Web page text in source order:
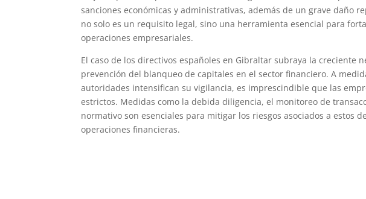
sanciones económicas y administrativas, además de un grave daño
no solo es un requisito legal, sino una herramienta esencial para
operaciones empresariales.
El caso de los directivos españoles en Gibraltar subraya la creciente
prevención del blanqueo de capitales en el sector financiero. A
autoridades intensifican su vigilancia, es imprescindible que las
estrictos. Medidas como la debida diligencia, el monitoreo de
normativo son esenciales para mitigar los riesgos asociados a estos
operaciones financieras.